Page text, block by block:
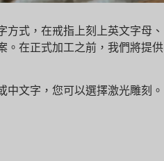
方式，在戒指上刻上英文字母、
。在正式加工之前，我們將提供
中文字，您可以選擇激光雕刻。